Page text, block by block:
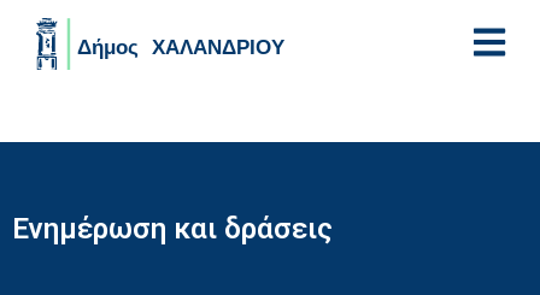
Ενημέρωση και δράσεις